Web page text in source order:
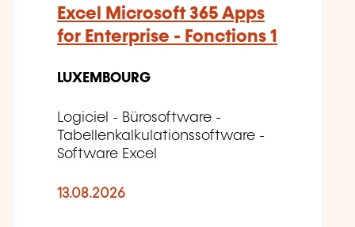
Excel Microsoft 365 Apps
for Enterprise - Fonctions 1
LUXEMBOURG
Logiciel - Bürosoftware -
Tabellenkalkulationssoftware -
Software Excel
13.08.2026